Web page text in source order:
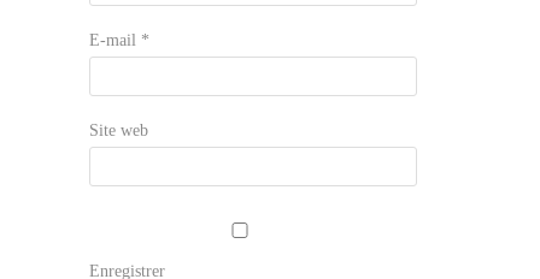
E-mail *
Site web
Enregistrer